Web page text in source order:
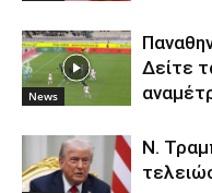
News
Δείτε
Ν.